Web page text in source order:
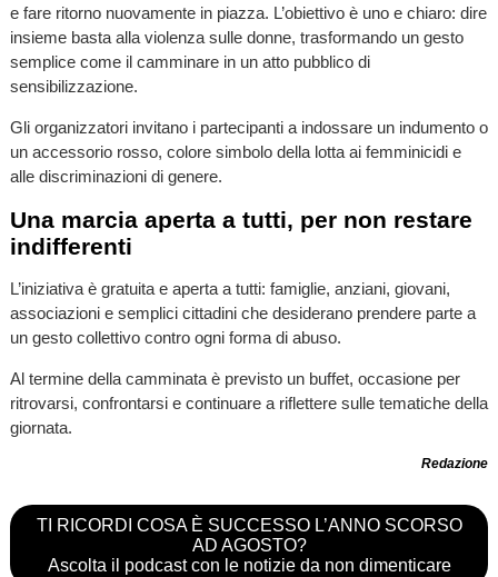
e fare ritorno nuovamente in piazza. L’obiettivo è uno e chiaro: dire
insieme basta alla violenza sulle donne, trasformando un gesto
semplice come il camminare in un atto pubblico di
sensibilizzazione.
Gli organizzatori invitano i partecipanti a indossare un indumento o
un accessorio rosso, colore simbolo della lotta ai femminicidi e
alle discriminazioni di genere.
Una marcia aperta a tutti, per non restare
indifferenti
L’iniziativa è gratuita e aperta a tutti: famiglie, anziani, giovani,
associazioni e semplici cittadini che desiderano prendere parte a
un gesto collettivo contro ogni forma di abuso.
Al termine della camminata è previsto un buffet, occasione per
ritrovarsi, confrontarsi e continuare a riflettere sulle tematiche della
giornata.
Redazione
TI RICORDI COSA È SUCCESSO L’ANNO SCORSO
AD AGOSTO?
Ascolta il podcast con le notizie da non dimenticare